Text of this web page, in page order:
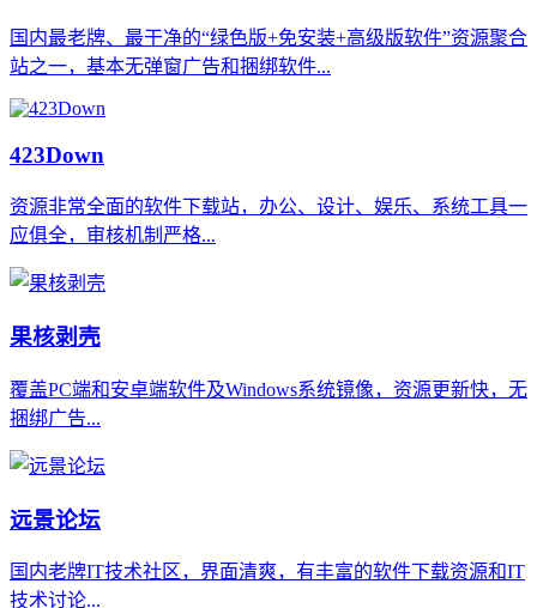
国内最老牌、最干净的“绿色版+免安装+高级版软件”资源聚合
站之一，基本无弹窗广告和捆绑软件...
423Down
资源非常全面的软件下载站，办公、设计、娱乐、系统工具一
应俱全，审核机制严格...
果核剥壳
覆盖PC端和安卓端软件及Windows系统镜像，资源更新快，无
捆绑广告...
远景论坛
国内老牌IT技术社区，界面清爽，有丰富的软件下载资源和IT
技术讨论...